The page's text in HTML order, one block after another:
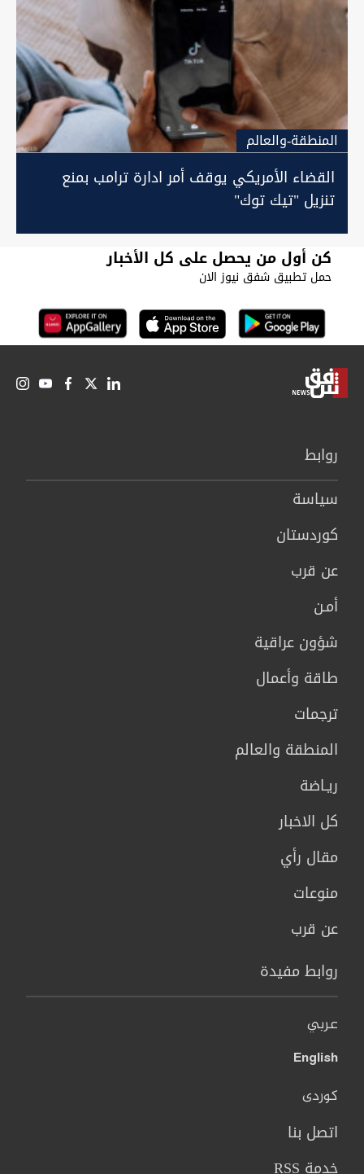
المنطقة-والعالم
القضاء الأمريكي يوقف أمر ادارة ترامب بمنع
تنزيل "تيك توك"
كن أول من يحصل على كل الأخبار
حمل تطبيق شفق نيوز الان
روابط
سیاسة
كوردستان
عن قرب
أمـن
شؤون عراقية
طاقة وأعمال
ترجمات
المنطقة والعالم
ريـاضة
كل الاخبار
مقال رأي
منوعات
عن قرب
روابط مفيدة
عربي
English
کوردی
اتصل بنا